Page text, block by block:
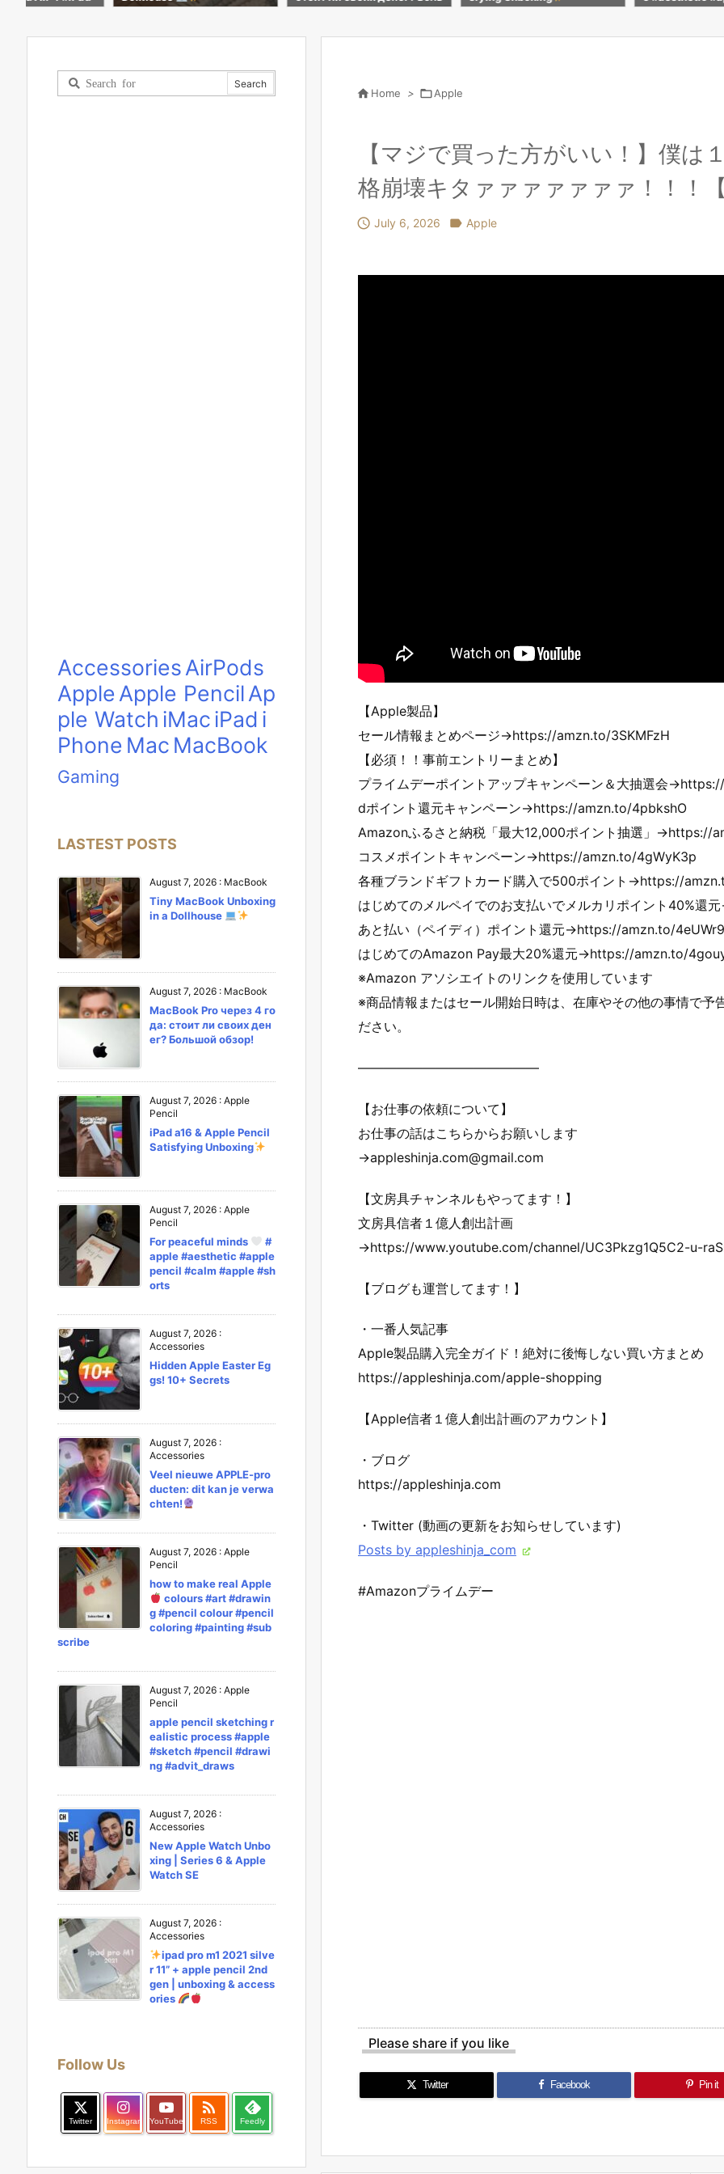
 Home > Apple
【マジで買った方がいい！】僕
格崩壊キタァァァァァァァ！！！
 July 6, 2026  Apple
【Apple製品】
セール情報まとめページ→https://amzn.to/3SKMFzH
【必須！！事前エントリーまとめ】
プライムデーポイントアップキャンペーン＆大抽選会
dポイント還元キャンペーン→https://amzn.to/4pbkshO
Amazonふるさと納税「最大12,000ポイント抽選」→https://
コスメポイントキャンペーン→https://amzn.to/4gWyK3p
各種ブランドギフトカード購入で500ポイント→https://
はじめてのメルペイでのお支払いでメルカリポイント40%
あと払い（ペイディ）ポイント還元→https://amzn.to/
はじめてのAmazon Pay最大20%還元→https://amzn.to/
※Amazon アソシエイトのリンクを使用しています
※商品情報またはセール開始日時は、在庫やその他の事情で予
ださい。
——————————————
【お仕事の依頼について】
お仕事の話はこちらからお願いします
→appleshinja.com@gmail.com
【文房具チャンネルもやってます！】
文房具信者１億人創出計画
→https://www.youtube.com/channel/UC3Pkzg1Q5C2-u-
【ブログも運営してます！】
・一番人気記事
Apple製品購入完全ガイド！絶対に後悔しない買い方まとめ
https://appleshinja.com/apple-shopping
【Apple信者１億人創出計画のアカウント】
・ブログ
https://appleshinja.com
・Twitter (動画の更新をお知らせしています)
Posts by appleshinja_com
#Amazonプライムデー
Please share if you like
Twitter Facebook Pin it
AccessoriesAirPods
AppleApple PencilAp
ple Watch iMaciPad i
Phone Mac MacBook
Gaming
LASTEST POSTS
August 7, 2026 : MacBook
Tiny MacBook Unboxing
in a Dollhouse
August 7, 2026 : MacBook
MacBook Pro через 4 го
да: стоит ли своих ден
ег? Большой обзор!
August 7, 2026 : Apple
Pencil
iPad a16 & Apple Pencil
Satisfying Unboxing
August 7, 2026 : Apple
Pencil
For peaceful minds
#
apple #aesthetic #apple
pencil #calm #apple #sh
orts
August 7, 2026 :
Accessories
Hidden Apple Easter Eg
gs! 10+ Secrets
August 7, 2026 :
Accessories
Veel nieuwe APPLE-pro
ducten: dit kan je verwa
chten!
August 7, 2026 : Apple
Pencil
how to make real Apple
colours #art #drawin
g #pencil colour #pencil
coloring #painting #sub
scribe
August 7, 2026 : Apple
Pencil
apple pencil sketching r
ealistic process #apple
#sketch #pencil #drawi
ng #advit_draws
August 7, 2026 :
Accessories
New Apple Watch Unbo
xing | Series 6 & Apple
Watch SE
August 7, 2026 :
Accessories
ipad pro m1 2021 silve
r 11” + apple pencil 2nd
gen | unboxing & access
ories
Follow Us
Twitter Instagram YouTube

RSS Feedly